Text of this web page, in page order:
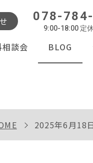
談会 BLOG
078-
9:00-18:00 定
2025年6月18